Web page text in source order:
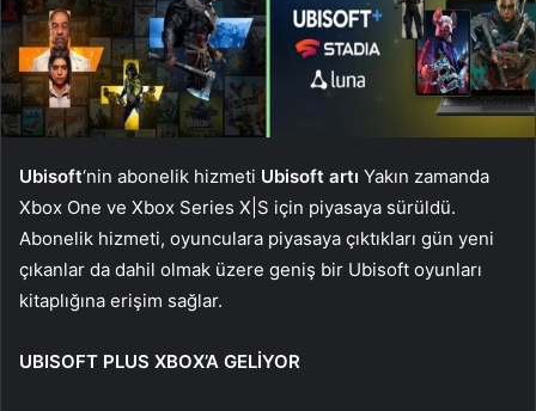
Ubisoft‘nin abonelik hizmeti Ubisoft artı Yakın zamanda
Xbox One ve Xbox Series X|S için piyasaya sürüldü.
Abonelik hizmeti, oyunculara piyasaya çıktıkları gün yeni
çıkanlar da dahil olmak üzere geniş bir Ubisoft oyunları
kitaplığına erişim sağlar.
UBISOFT PLUS XBOX’A GELİYOR